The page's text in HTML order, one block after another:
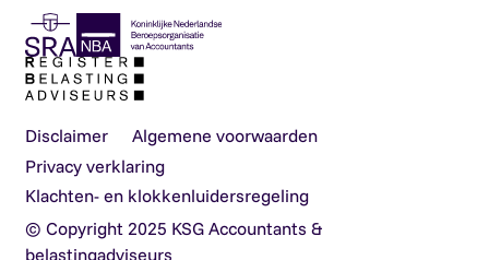
Disclaimer
Algemene voorwaarden
Privacy verklaring
Klachten- en klokkenluidersregeling
© Copyright 2025 KSG Accountants &
belastingadviseurs